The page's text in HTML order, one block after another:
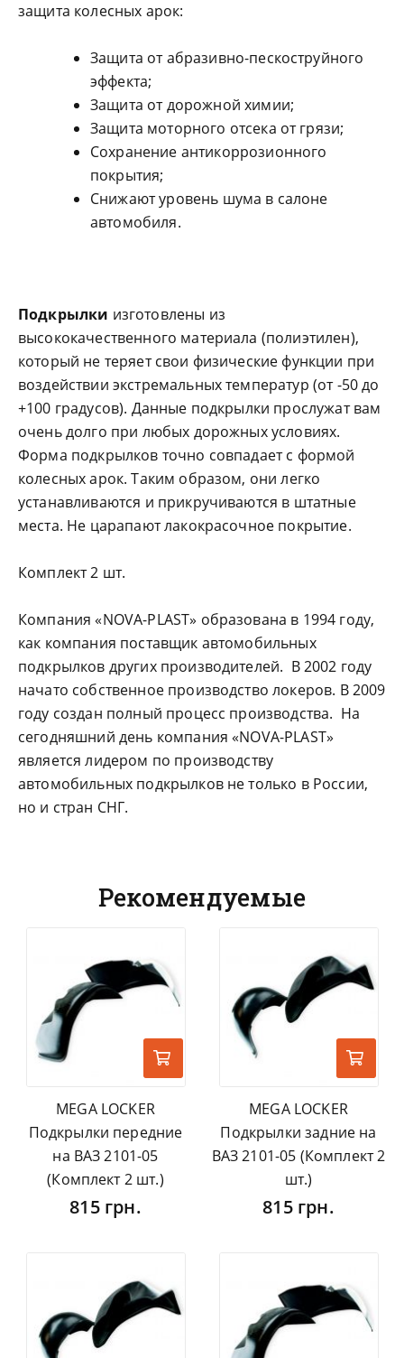
защита колесных арок:
Защита от абразивно-пескоструйного
эффекта;
Защита от дорожной химии;
Защита моторного отсека от грязи;
Сохранение антикоррозионного
покрытия;
Снижают уровень шума в салоне
автомобиля.
Подкрылки изготовлены из
высококачественного материала (полиэтилен),
который не теряет свои физические функции при
воздействии экстремальных температур (от -50 до
+100 градусов). Данные подкрылки прослужат вам
очень долго при любых дорожных условиях.
Форма подкрылков точно совпадает с формой
колесных арок. Таким образом, они легко
устанавливаются и прикручиваются в штатные
места. Не царапают лакокрасочное покрытие.
Комплект 2 шт.
Компания «NOVA-PLAST» образована в 1994 году,
как компания поставщик автомобильных
подкрылков других производителей. В 2002 году
начато собственное производство локеров. В 2009
году создан полный процесс производства. На
сегодняшний день компания «NOVA-PLAST»
является лидером по производству
автомобильных подкрылков не только в России,
но и стран СНГ.
Рекомендуемые
MEGA LOCKER
Подкрылки передние
на ВАЗ 2101-05
(Комплект 2 шт.)
815 грн.
MEGA LOCKER
Подкрылки задние на
ВАЗ 2101-05 (Комплект 2
шт.)
815 грн.